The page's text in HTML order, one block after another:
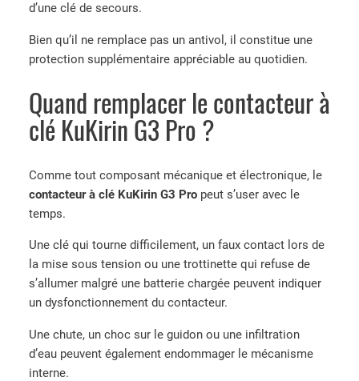
d’une clé de secours.
Bien qu’il ne remplace pas un antivol, il constitue une
protection supplémentaire appréciable au quotidien.
Quand remplacer le contacteur à
clé KuKirin G3 Pro ?
Comme tout composant mécanique et électronique, le
contacteur à clé KuKirin G3 Pro peut s’user avec le
temps.
Une clé qui tourne difficilement, un faux contact lors de
la mise sous tension ou une trottinette qui refuse de
s’allumer malgré une batterie chargée peuvent indiquer
un dysfonctionnement du contacteur.
Une chute, un choc sur le guidon ou une infiltration
d’eau peuvent également endommager le mécanisme
interne.